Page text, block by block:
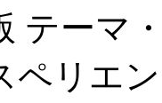
テーマ
ペリエ